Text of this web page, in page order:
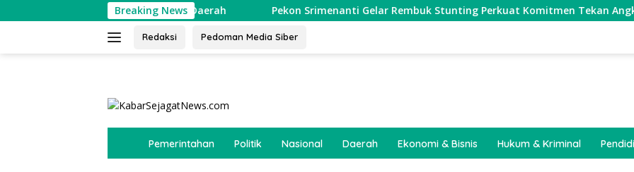
ke
Breaking News
Cari Bibit Atlet Futsal Daerah Pekon Srimenanti Gelar Rembuk Stunting Perkuat Komitmen Tekan Angka Stunting,
Redaksi Pedoman Media Siber
Pemerintahan Politik Nasional Daerah Ekonomi & Bisnis Hukum & Kriminal